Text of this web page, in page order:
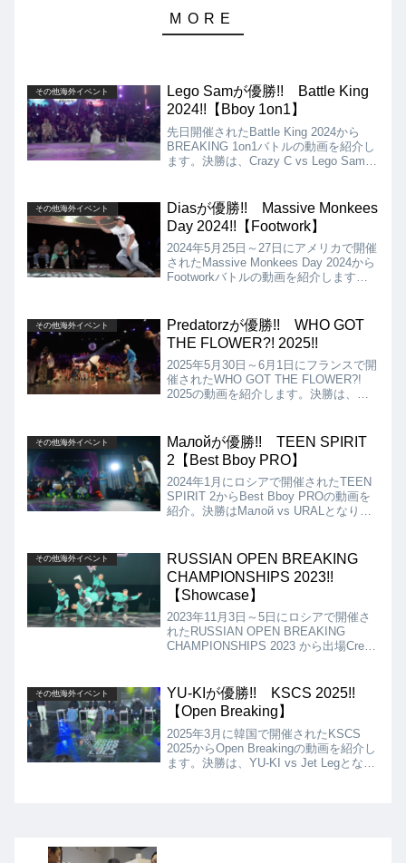
その他海外イベント
Lego Samが優勝!! Battle King
2024!!【Bboy 1on1】
先日開催されたBattle King 2024から
BREAKING 1on1バトルの動画を紹介し
ます。決勝は、Crazy C vs Lego Samと
その他海外イベント
Diasが優勝!! Massive Monkees
Day 2024!!【Footwork】
2024年5月25日～27日にアメリカで開催
されたMassive Monkees Day 2024から
Footworkバトルの動画を紹介します。
その他海外イベント
Predatorzが優勝!! WHO GOT
THE FLOWER?! 2025!!
2025年5月30日～6月1日にフランスで開
催されたWHO GOT THE FLOWER?!
2025の動画を紹介します。決勝は、
BOY、BUZZ、ARNIL、TIMO）となり
ましたが、結果はPredatorzが優勝とな
りました!!
その他海外イベント
Малойが優勝!! TEEN SPIRIT
2【Best Bboy PRO】
2024年1月にロシアで開催されたTEEN
SPIRIT 2からBest Bboy PROの動画を
紹介。決勝はМалой vs URALとなりま
見えますが、ハイレベルなパワームーブ
にフットワークを繰り出しています!!
その他海外イベント
RUSSIAN OPEN BREAKING
CHAMPIONSHIPS 2023!!
【Showcase】
2023年11月3日～5日にロシアで開催さ
れたRUSSIAN OPEN BREAKING
CHAMPIONSHIPS 2023 から出場Crew
FOUNDNATION、VINOTINTO、LAST
SQUADです!!
その他海外イベント
YU-KIが優勝!! KSCS 2025!!
【Open Breaking】
2025年3月に韓国で開催されたKSCS
2025からOpen Breakingの動画を紹介し
ます。決勝は、YU-KI vs Jet Legとなり